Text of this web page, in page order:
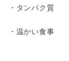
・タンパク質
・温かい食事